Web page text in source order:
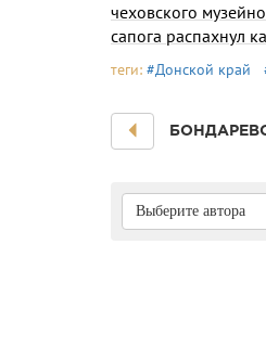
чеховско­го
сапога распахнул
теги: #Донской край
Выберите автора